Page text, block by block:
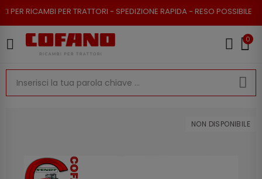
PER TRATTORI - SPEDIZIONE RAPIDA - RESO POSSIBILE
0
NON DISPONIBILE